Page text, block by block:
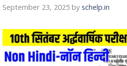
September 23, 2025 by schelp.in